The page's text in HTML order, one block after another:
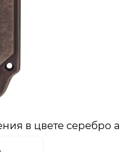
в цвете серебро